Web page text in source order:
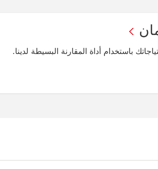
باستخدام أداة المقارنة البسيطة لدينا.